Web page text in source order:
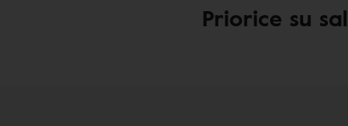
Priorice su